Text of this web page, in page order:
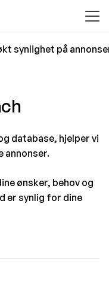
synlighet på
database, hjelper vi
annonser.
ønsker, behov og
er synlig for dine